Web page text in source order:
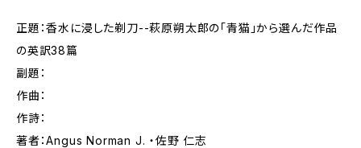
正題：香水に浸した剃刀--萩原朔太郎の「青猫」から選んだ作品
の英訳38篇
副題：
作曲：
作詩：
著者：Angus Norman J. ・佐野 仁志